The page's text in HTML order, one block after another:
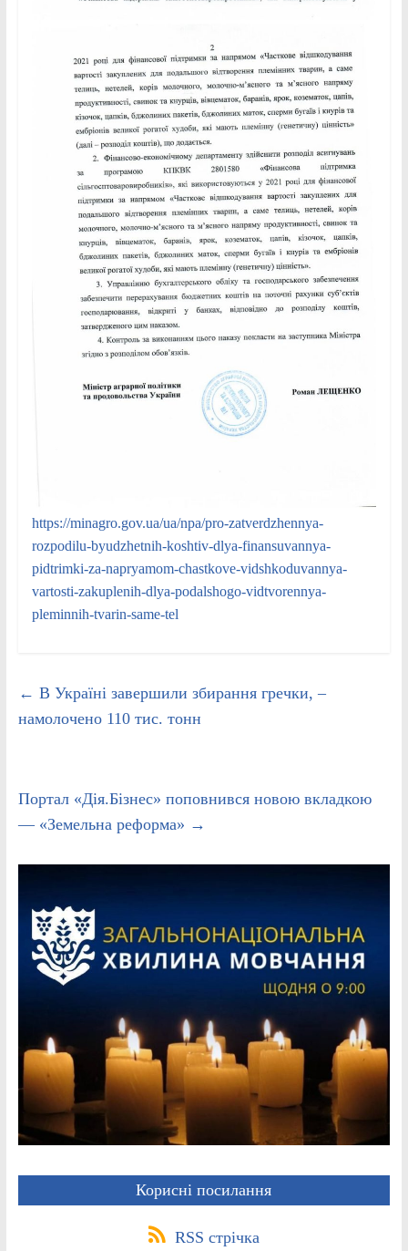
https://minagro.gov.ua/ua/npa/pro-zatverdzhennya-
rozpodilu-byudzhetnih-koshtiv-dlya-finansuvannya-
pidtrimki-za-napryamom-chastkove-vidshkoduvannya-
vartosti-zakuplenih-dlya-podalshogo-vidtvorennya-
pleminnih-tvarin-same-tel
← В Україні завершили збирання гречки, –
намолочено 110 тис. тонн
Портал «Дія.Бізнес» поповнився новою вкладкою
— «Земельна реформа» →
Корисні посилання
RSS стрічка